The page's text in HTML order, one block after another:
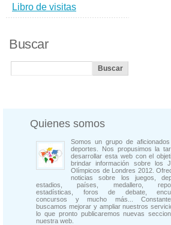
Libro de visitas
Buscar
Quienes somos
Somos un grupo de
deportes. Nos propusimos la
desarrollar esta web con el
brindar información sobre los
Olímpicos de Londres 2012.
noticias sobre los juegos,
estadios, países, medallero,
estadísticas, foros de debate,
concursos y mucho más...
buscamos mejorar y ampliar nuestros
lo que pronto publicaremos nuevas
nuestra web.